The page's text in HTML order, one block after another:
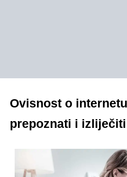
Ovisnost o
prepoznati i izliječiti